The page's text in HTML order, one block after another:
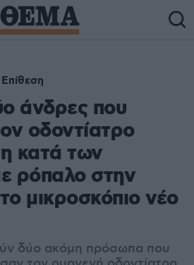
Επίθεση
άνδρες που
οδοντίατρο
κατά των
ρόπαλο στην
μικροσκόπιο νέο
δύο ακόμη πρόσωπα που